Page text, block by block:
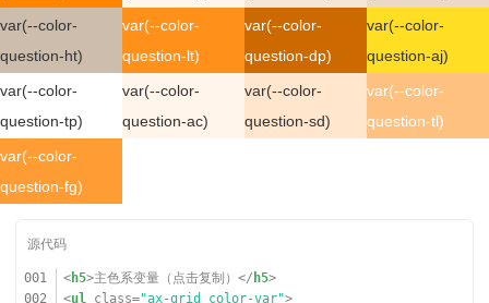
var(--color-
question-ht)
var(--color-
question-lt)
var(--color-
question-dp)
var(--color-
question-aj)
var(--color-
question-tp)
var(--color-
question-ac)
var(--color-
question-sd)
var(--color-
question-tl)
var(--color-
question-fg)
001 <h5>主色系变量（点击复制）</ h5>
002
<ul class="ax-grid color-var">